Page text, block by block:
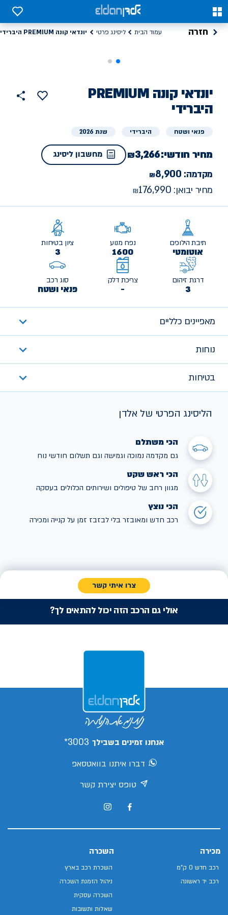
0
0
חזרה עמוד הבית ליסינג פרטי יונדאי קונה PREMIUM היברידי
ליסינג
פרטי
יונדאי
קונה PREMIUM
היברידי
הוסף
למועדפים
פנאי ושטח היברידי שנת 2026
מחיר חודשי:3,266 מחשבון ליסינג
מקדמה: 8,900
מחיר יבואן: 176,990
תיבת הילוכים
אוטומטי
נפח מנוע
1600
ציון בטיחות
3
דרגת זיהום
3
צריכת דלק
-
סוג רכב
פנאי ושטח
מאפיינים כלליים
נוחות
בטיחות
הליסינג הפרטי של אלדן
הכי משתלם
גם מקדמה נמוכה וגמישה וגם תשלום חודשי נוח
הכי ראש שקט
מגוון רחב של טיפולים ושירותים הכלולים בעסקה
הכי נוצץ
רכב חדש ומאובזר בלי לבזבז זמן על קנייה ומכירה
צרו איתי קשר
אולי גם הרכב הזה יכול להתאים לך?
אנחנו זמינים בשבילך 3003*
דברו איתנו בוואטסאפ
טופס יצירת קשר
מכירה
רכב חדש 0 ק"מ
רכב יד ראשונה
השכרה
השכרת רכב בארץ
ניהול הזמנת השכרה
השכרה עסקית
שאלות ותשובות